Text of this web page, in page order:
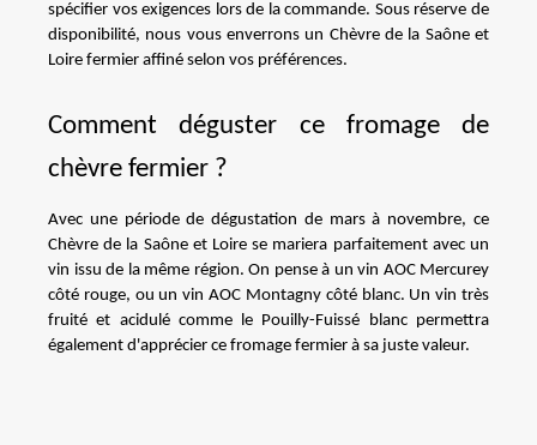
spécifier vos exigences lors de la commande. Sous réserve de
disponibilité, nous vous enverrons un Chèvre de la Saône et
Loire fermier affiné selon vos préférences.
Comment déguster ce fromage de
chèvre fermier ?
Avec une période de dégustation de mars à novembre, ce
Chèvre de la Saône et Loire se mariera parfaitement avec un
vin issu de la même région. On pense à un vin AOC Mercurey
côté rouge, ou un vin AOC Montagny côté blanc. Un vin très
fruité et acidulé comme le Pouilly-Fuissé blanc permettra
également d'apprécier ce fromage fermier à sa juste valeur.